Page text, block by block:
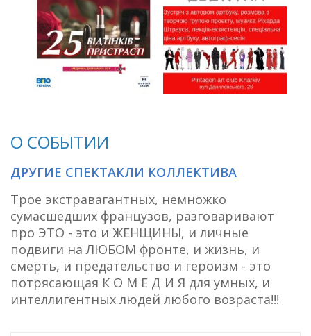
О СОБЫТИИ
ДРУГИЕ СПЕКТАКЛИ КОЛЛЕКТИВА
Трое экстравагантных, немножко
сумасшедших французов, разговаривают
про ЭТО - это и ЖЕНЩИНЫ, и личные
подвиги на ЛЮБОМ фронте, и жизнь, и
смерть, и предательство и героизм - это
потрясающая К О М Е Д И Я для умных, и
интеллигентных людей любого возраста!!!